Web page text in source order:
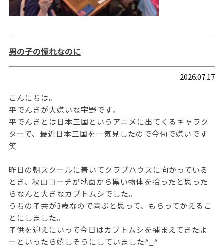
男の子の憧れなのに
2026.07.17
こんにちは。
平でんきが大嫌いな宇野です。
平でんきとは日本三国というアニメに出てくるキャラク
ターで、最近日本三国を一気見したので今旬で嫌いです
笑
昨日の朝スクールに着いてクラブハウスに向かっている
とき、秋山コーチが地面から黒い物体を拾ったと思った
らなんと大きなカブトムシでした。
うちの子共が3歳なので喜ぶと思って、もらってかえるこ
とにしました。
子供を迎えにいって今日はカブトムシを捕まえてきたよ
ーといったら嬉しそうにしていました^_^